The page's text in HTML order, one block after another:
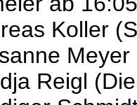
Koller
Meyer
Reigl